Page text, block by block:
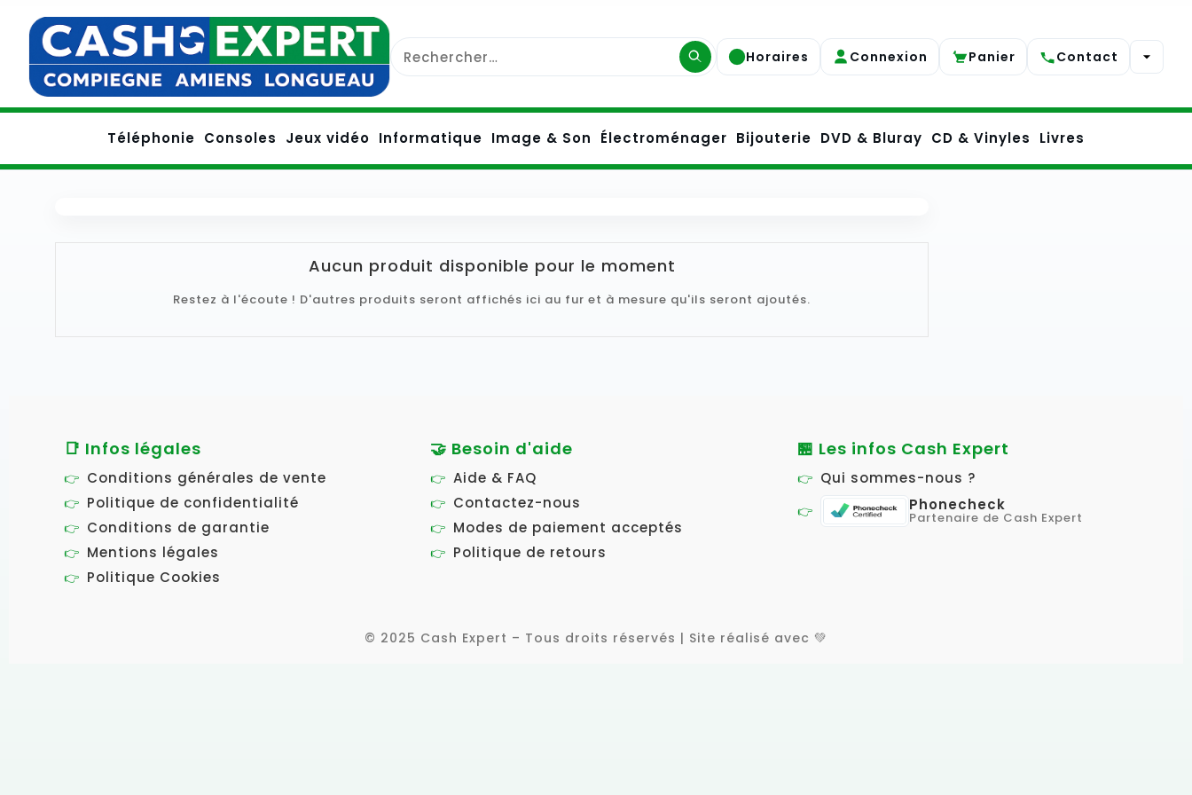
Horaires Connexion Panier Contact
Téléphonie Consoles Jeux vidéo Informatique Image & Son Électroménager Bijouterie DVD & Bluray CD & Vinyles Livres
Aucun produit disponible pour le moment
Restez à l'écoute ! D'autres produits seront affichés ici au fur et à mesure qu'ils seront ajoutés.
📑 Infos légales
Conditions générales de vente
Politique de confidentialité
Conditions de garantie
Mentions légales
Politique Cookies
🤝 Besoin d'aide
Aide & FAQ
Contactez-nous
Modes de paiement acceptés
Politique de retours
🏪 Les infos Cash Expert
Qui sommes-nous ?
Phonecheck
Partenaire de Cash Expert
© 2025 Cash Expert – Tous droits réservés | Site réalisé avec 💚